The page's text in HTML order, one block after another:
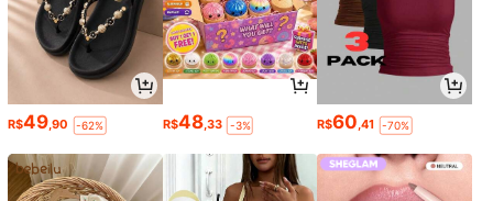
R$49,90 -62% R$48,33 -3% R$60,41 -70%